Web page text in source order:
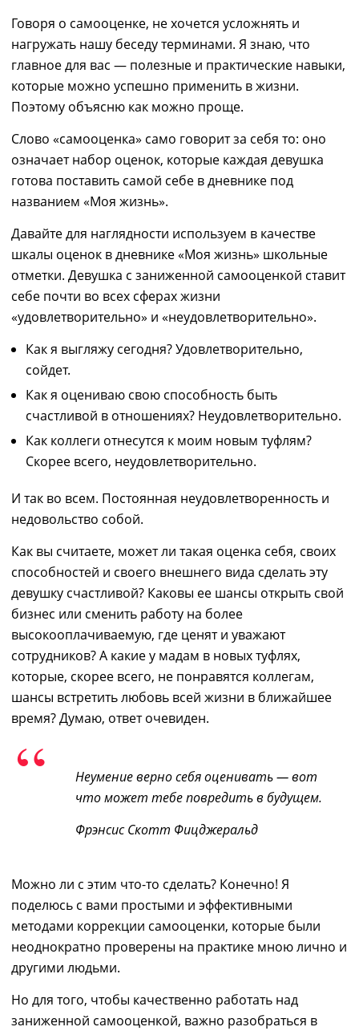
Говоря о самооценке, не хочется усложнять и
нагружать нашу беседу терминами. Я знаю, что
главное для вас — полезные и практические навыки,
которые можно успешно применить в жизни.
Поэтому объясню как можно проще.
Слово «самооценка» само говорит за себя то: оно
означает набор оценок, которые каждая девушка
готова поставить самой себе в дневнике под
названием «Моя жизнь».
Давайте для наглядности используем в качестве
шкалы оценок в дневнике «Моя жизнь» школьные
отметки. Девушка с заниженной самооценкой ставит
себе почти во всех сферах жизни
«удовлетворительно» и «неудовлетворительно».
Как я выгляжу сегодня? Удовлетворительно,
сойдет.
Как я оцениваю свою способность быть
счастливой в отношениях? Неудовлетворительно.
Как коллеги отнесутся к моим новым туфлям?
Скорее всего, неудовлетворительно.
И так во всем. Постоянная неудовлетворенность и
недовольство собой.
Как вы считаете, может ли такая оценка себя, своих
способностей и своего внешнего вида сделать эту
девушку счастливой? Каковы ее шансы открыть свой
бизнес или сменить работу на более
высокооплачиваемую, где ценят и уважают
сотрудников? А какие у мадам в новых туфлях,
которые, скорее всего, не понравятся коллегам,
шансы встретить любовь всей жизни в ближайшее
время?Думаю, ответ очевиден.
Неумение верно себя оценивать — вот
что может тебе повредить в будущем.
Фрэнсис Скотт Фицджеральд
Можно ли с этим что-то сделать? Конечно! Я
поделюсь с вами простыми и эффективными
методами коррекции самооценки, которые были
неоднократно проверены на практике мною лично и
другими людьми.
Но для того, чтобы качественно работать над
заниженной самооценкой, важно разобраться в